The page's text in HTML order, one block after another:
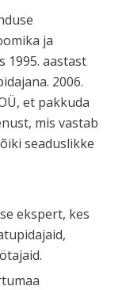
ja
1995. aastast
2006.
et pakkuda
mis vastab
seaduslikke
ekspert, kes